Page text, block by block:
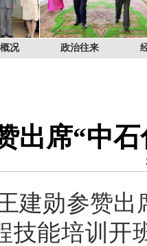
况 政治往来
出席“中
建勋参赞
技能培训开